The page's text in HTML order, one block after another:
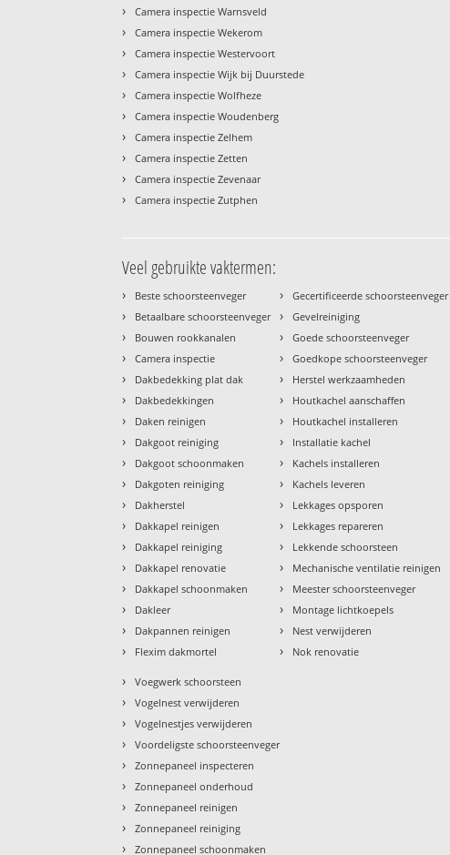
› Camera inspectie Warnsveld
› Camera inspectie Wekerom
› Camera inspectie Westervoort
› Camera inspectie Wijk bij Duurstede
› Camera inspectie Wolfheze
› Camera inspectie Woudenberg
› Camera inspectie Zelhem
› Camera inspectie Zetten
› Camera inspectie Zevenaar
› Camera inspectie Zutphen
Veel gebruikte vaktermen:
› Beste schoorsteenveger
› Betaalbare schoorsteenveger
› Bouwen rookkanalen
› Camera inspectie
› Dakbedekking plat dak
› Dakbedekkingen
› Daken reinigen
› Dakgoot reiniging
› Dakgoot schoonmaken
› Dakgoten reiniging
› Dakherstel
› Dakkapel reinigen
› Dakkapel reiniging
› Dakkapel renovatie
› Dakkapel schoonmaken
› Dakleer
› Dakpannen reinigen
› Flexim dakmortel
› Gecertificeerde schoorsteenveger
› Gevelreiniging
› Goede schoorsteenveger
› Goedkope schoorsteenveger
› Herstel werkzaamheden
› Houtkachel aanschaffen
› Houtkachel installeren
› Installatie kachel
› Kachels installeren
› Kachels leveren
› Lekkages opsporen
› Lekkages repareren
› Lekkende schoorsteen
› Mechanische ventilatie reinigen
› Meester schoorsteenveger
› Montage lichtkoepels
› Nest verwijderen
› Nok renovatie
› Voegwerk schoorsteen
› Vogelnest verwijderen
› Vogelnestjes verwijderen
› Voordeligste schoorsteenveger
› Zonnepaneel inspecteren
› Zonnepaneel onderhoud
› Zonnepaneel reinigen
› Zonnepaneel reiniging
› Zonnepaneel schoonmaken